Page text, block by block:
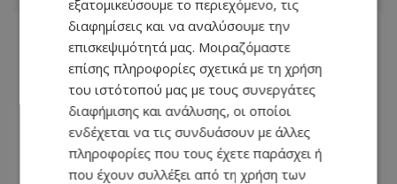
εξατομικεύσουμε το περιεχόμενο, τις
διαφημίσεις και να αναλύσουμε την
επισκεψιμότητά μας. Μοιραζόμαστε
επίσης πληροφορίες σχετικά με τη χρήση
του ιστότοπού μας με τους συνεργάτες
διαφήμισης και ανάλυσης, οι οποίοι
ενδέχεται να τις συνδυάσουν με άλλες
πληροφορίες που τους έχετε παράσχει ή
που έχουν συλλέξει από τη χρήση των